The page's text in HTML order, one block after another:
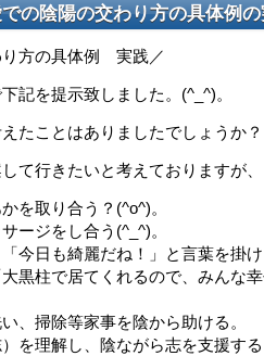
の陰陽の交わり方の具体例
方の具体例 実践／
記を提示致しました。(^_^)。
たことはありましたでしょうか？
て行きたいと考えておりますが、
を取り合う？(^o^)。
ージをし合う(^_^)。
今日も綺麗だね！」と言葉を掛
黒柱で居てくれるので、みんな
、掃除等家事を陰から助ける。
を理解し、陰ながら志を支援す